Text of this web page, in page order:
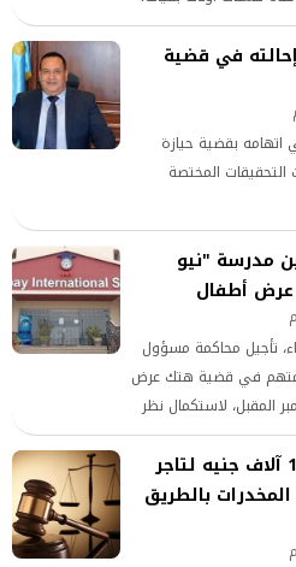
في قضية
بقضية حيازة
المختصة
مدرسة "نيو
عرض أطفال
تأجيل محاكمة مسؤول
المتهم في قضية هتك عرض
إلى جلسة 28 سبتمبر المقبل، لاستكمال نظر
القانونية
المشدد 7 سنوات وغرامة 10 آلاف جنيه لتاجر
بالطريق